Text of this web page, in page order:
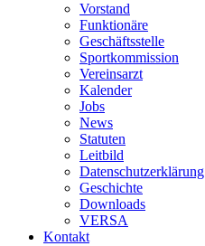
Vorstand
Funktionäre
Geschäftsstelle
Sportkommission
Vereinsarzt
Kalender
Jobs
News
Statuten
Leitbild
Datenschutzerklärung
Geschichte
Downloads
VERSA
Kontakt